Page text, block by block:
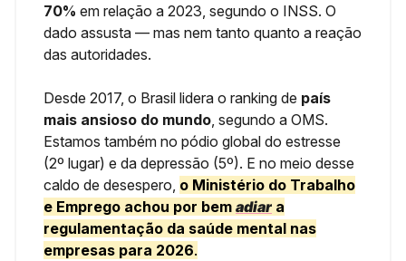
70% em relação a 2023, segundo o INSS. O
dado assusta — mas nem tanto quanto a reação
das autoridades.
Desde 2017, o Brasil lidera o ranking de país
mais ansioso do mundo, segundo a OMS.
Estamos também no pódio global do estresse
(2º lugar) e da depressão (5º). E no meio desse
caldo de desespero, o Ministério do Trabalho
e Emprego achou por bem adiar a
regulamentação da saúde mental nas
empresas para 2026.